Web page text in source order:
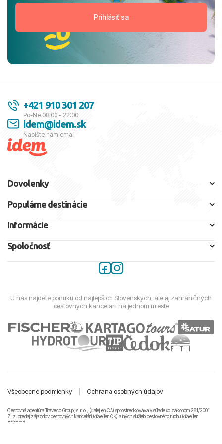
+421 910 301 207
Po-Ne 08:00 - 22:00
idem@idem.sk
Napíšte nám email
Dovolenky
Populárne destinácie
Informácie
Spoločnosť
U nás nájdete ponuku od najlepších Slovenských, ale aj zahraničných
cestovných kancelárií na jednom mieste
Všeobecné podmienky Ochrana osobných údajov
Cestovná agentúra Travelco Group, s. r. o., (ďalej len CA) sprostredkováva v súlade so zákonom 281/2001
Z. z. predaj zájazdov cestovných kancelárii (ďalej len CK) a iných služieb cestovného ruchu (ďalej len
zájazdy).